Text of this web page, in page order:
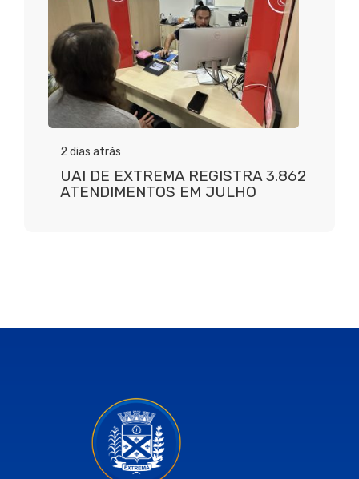
2 dias atrás
UAI DE EXTREMA REGISTRA 3.862
ATENDIMENTOS EM JULHO